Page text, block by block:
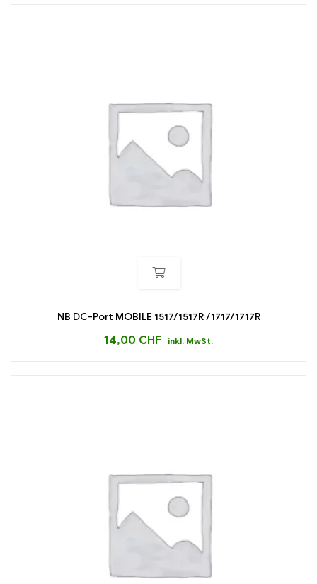
NB DC-Port MOBILE 1517/1517R /1717/1717R
14,00 CHF inkl. MwSt.